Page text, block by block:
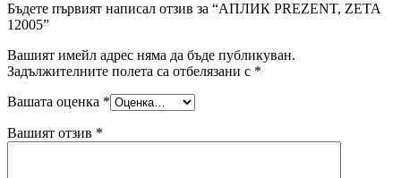
Бъдете първият написал отзив за “АПЛИК PREZENT, ZETA
12005”
Вашият имейл адрес няма да бъде публикуван.
Задължителните полета са отбелязани с *
Вашата оценка *
Вашият отзив *